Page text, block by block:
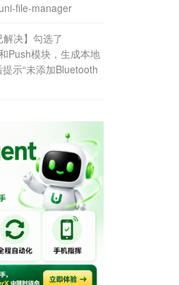
file-manager
解决】勾选了
Push模块，生成本地
示“未添加Bluetooth